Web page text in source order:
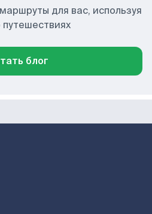
для вас, используя
блог